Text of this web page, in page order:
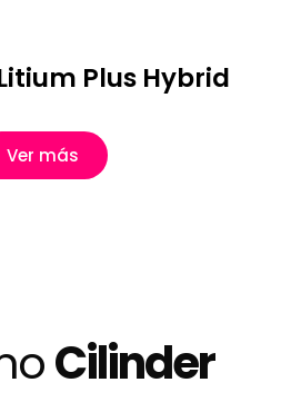
Plus Hybrid
Ver más
Cilinder